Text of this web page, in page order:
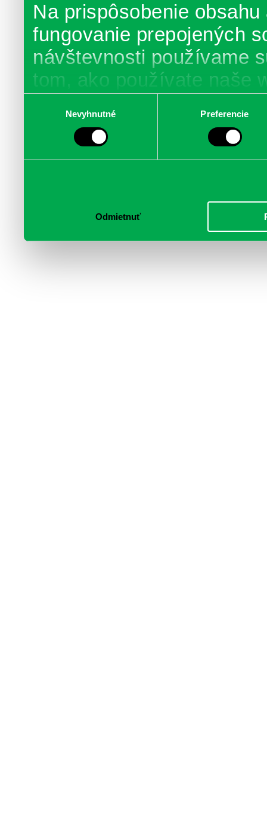
Na prispôsobenie
fungovanie prepojených
návštevnosti používame
tom, ako používate naše
médií, inzercie a
informácie skombinovať
Nevyhnutné Preferencie
Odmietnuť